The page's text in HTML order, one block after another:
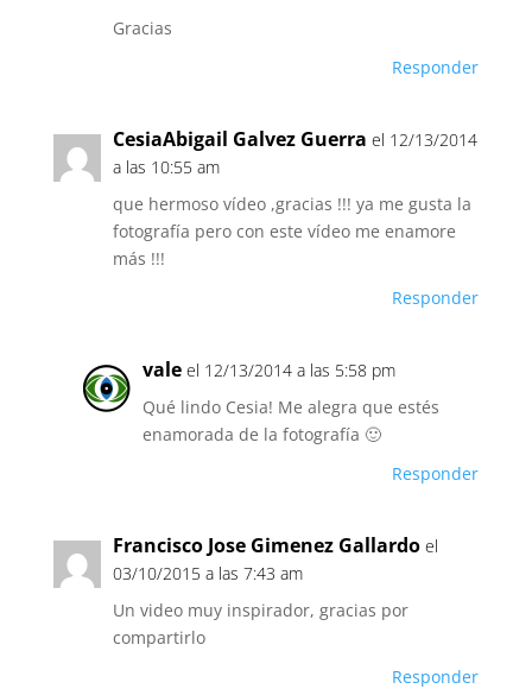
Gracias
Responder
CesiaAbigail Galvez Guerra el 12/13/2014
a las 10:55 am
que hermoso vídeo ,gracias !!! ya me gusta la
fotografía pero con este vídeo me enamore
más !!!
Responder
vale el 12/13/2014 a las 5:58 pm
Qué lindo Cesia! Me alegra que estés
enamorada de la fotografía 🙂
Responder
Francisco Jose Gimenez Gallardo el
03/10/2015 a las 7:43 am
Un video muy inspirador, gracias por
compartirlo
Responder